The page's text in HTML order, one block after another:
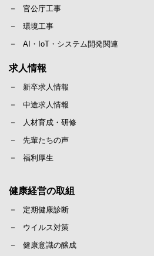
官公庁工事
環境工事
AI・IoT・システム開発関連
求人情報
新卒求人情報
中途求人情報
人材育成・研修
先輩たちの声
福利厚生
健康経営の取組
定期健康診断
ウイルス対策
健康意識の醸成